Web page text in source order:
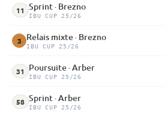
11 Sprint · Brezno
IBU CUP 25/26
3 Relais mixte · Brezno
IBU CUP 25/26
31 Poursuite · Arber
IBU CUP 25/26
58 Sprint · Arber
IBU CUP 25/26